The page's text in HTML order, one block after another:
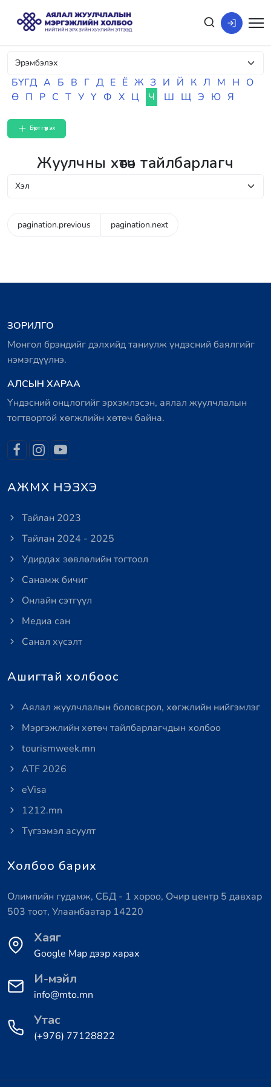
БҮГД А Б В Г Д Е Ё Ж З И Й К Л М Н О
Ө П Р С Т У Ү Ф Х Ц Ч Ш Щ Э Ю Я
Бүртгүүлэх
Жуулчны хөтөч тайлбарлагч
pagination.previous pagination.next
ЗОРИЛГО
Монгол брэндийг дэлхийд таниулж үндэсний баялгийг
нэмэгдүүлнэ.
АЛСЫН ХАРАА
Үндэсний онцлогийг эрхэмлэсэн, аялал жуулчлалын
тогтвортой хөгжлийн хөтөч байна.
АЖМХ НЭЗХЭ
Тайлан 2023
Тайлан 2024 - 2025
Удирдах зөвлөлийн тогтоол
Санамж бичиг
Онлайн сэтгүүл
Медиа сан
Санал хүсэлт
Ашигтай холбоос
Аялал жуулчлалын боловсрол, хөгжлийн нийгэмлэг
Мэргэжлийн хөтөч тайлбарлагчдын холбоо
tourismweek.mn
ATF 2026
eVisa
1212.mn
Түгээмэл асуулт
Холбоо барих
Олимпийн гудамж, СБД - 1 хороо, Очир центр 5 давхар
503 тоот, Улаанбаатар 14220
Хаяг
Google Map дээр харах
И-мэйл
info@mto.mn
Утас
(+976) 77128822